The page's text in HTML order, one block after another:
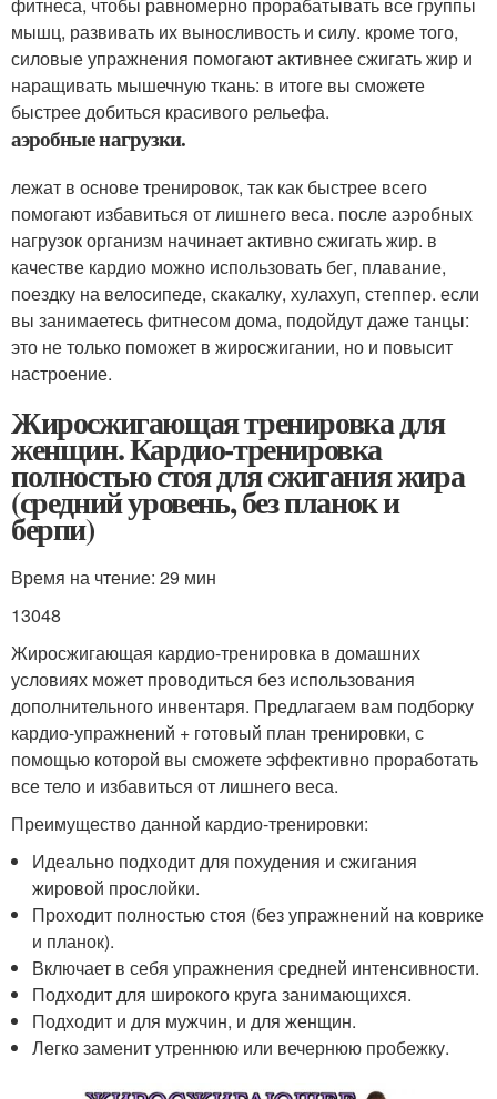
мышц, развивать их выносливость и силу. кроме того,
силовые упражнения помогают активнее сжигать жир и
наращивать мышечную ткань: в итоге вы сможете
быстрее добиться красивого рельефа.
аэробные нагрузки.
лежат в основе тренировок, так как быстрее всего
помогают избавиться от лишнего веса. после аэробных
нагрузок организм начинает активно сжигать жир. в
качестве кардио можно использовать бег, плавание,
поездку на велосипеде, скакалку, хулахуп, степпер. если
вы занимаетесь фитнесом дома, подойдут даже танцы:
это не только поможет в жиросжигании, но и повысит
настроение.
Жиросжигающая тренировка для
женщин. Кардио-тренировка
полностью стоя для сжигания жира
(средний уровень, без планок и
берпи)
Время на чтение: 29 мин
13048
Жиросжигающая кардио-тренировка в домашних
условиях может проводиться без использования
дополнительного инвентаря. Предлагаем вам подборку
кардио-упражнений + готовый план тренировки, с
помощью которой вы сможете эффективно проработать
все тело и избавиться от лишнего веса.
Преимущество данной кардио-тренировки:
Идеально подходит для похудения и сжигания
жировой прослойки.
Проходит полностью стоя (без упражнений на коврике
и планок).
Включает в себя упражнения средней интенсивности.
Подходит для широкого круга занимающихся.
Подходит и для мужчин, и для женщин.
Легко заменит утреннюю или вечернюю пробежку.